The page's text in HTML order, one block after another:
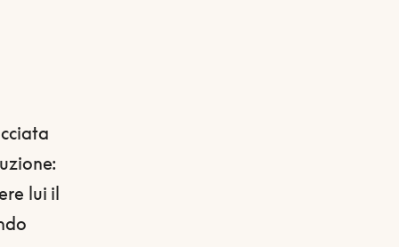
lui il